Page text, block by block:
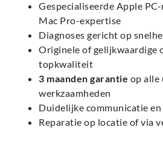
Gespecialiseerde Apple
Mac Pro-expertise
Diagnoses gericht op
Originele of gelijkwaardige
topkwaliteit
3 maanden garantie op alle
werkzaamheden
Duidelijke communicatie
Reparatie op locatie of via